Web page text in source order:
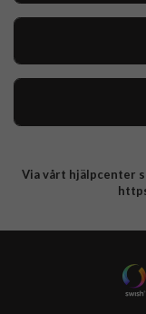
Integritetspolicy
Via vårt hjälpcenter